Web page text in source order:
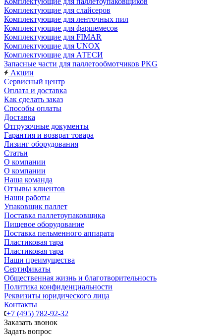
Комплектующие для слайсеров
Комплектующие для ленточных пил
Комплектующие для фаршемесов
Комплектующие для FIMAR
Комплектующие для UNOX
Комплектующие для АТЕСИ
Запасные части для паллетообмотчиков PKG
Акции
Сервисный центр
Оплата и доставка
Как сделать заказ
Способы оплаты
Доставка
Отгрузочные документы
Гарантия и возврат товара
Лизинг оборудования
Статьи
О компании
О компании
Наша команда
Отзывы клиентов
Наши работы
Упаковщик паллет
Поставка паллетоупаковщика
Пищевое оборудование
Поставка пельменного аппарата
Пластиковая тара
Пластиковая тара
Наши преимущества
Сертификаты
Общественная жизнь и благотворительность
Политика конфиденциальности
Реквизиты юридического лица
Контакты
+7 (495) 782-92-32
Заказать звонок
Задать вопрос